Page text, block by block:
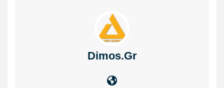
Dimos.gr